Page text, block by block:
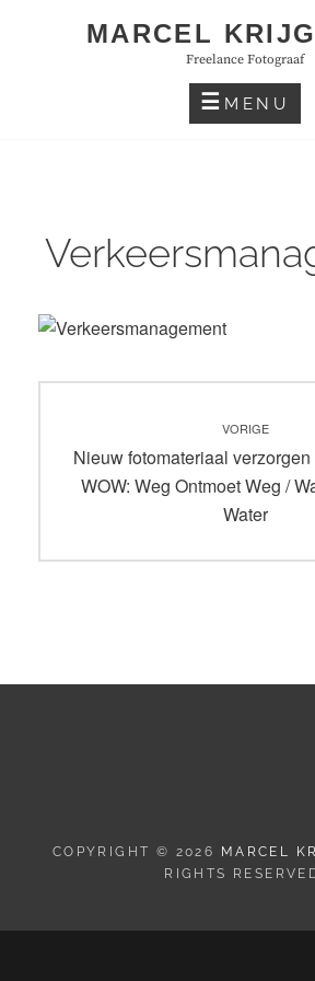
MARCEL
Freelance Fotograaf
MENU
navigatie
VORIGE
Vorig
bericht:
Nieuw fotomateriaal
WOW: Weg Ontmoet Weg /
Water
COPYRIGHT © 2026 MARCEL
RIGHTS